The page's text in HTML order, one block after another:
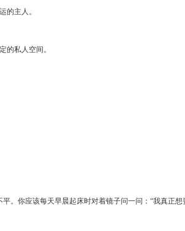
的主人。
的私人空间。
。你应该每天早晨起床时对着镜子问一问：“我真正